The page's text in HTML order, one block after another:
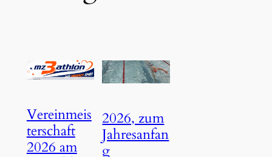
Vereinmeis
terschaft
2026 am
2026, zum
Jahresanfan
g